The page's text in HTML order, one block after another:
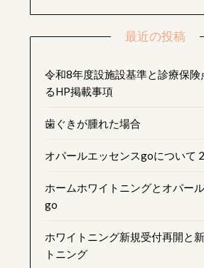
最近の投稿
令和8年度設施設基準と診療保険
るHP掲載事項
歯ぐきが腫れた場合
オパールエッセンスgoについて 2
ホームホワイトニングとオパー
go
ホワイトニング新規受付再開と
トニング